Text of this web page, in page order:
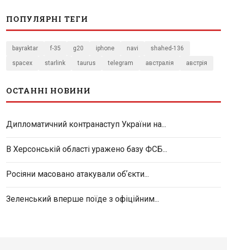
ПОПУЛЯРНІ ТЕГИ
bayraktar f-35 g20 iphone navi shahed-136
spacex starlink taurus telegram австралія австрія
ОСТАННІ НОВИНИ
Дипломатичний контранаступ України на...
В Херсонській області уражено базу ФСБ...
Росіяни масовано атакували обʼєкти...
Зеленський вперше поїде з офіційним...